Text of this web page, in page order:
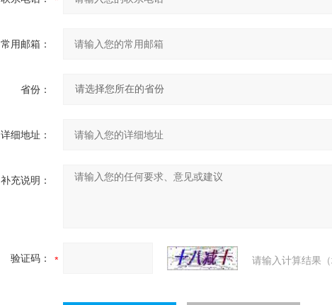
常用邮箱：
省份：
详细地址：
补充说明：
验证码： 请输入计算结果